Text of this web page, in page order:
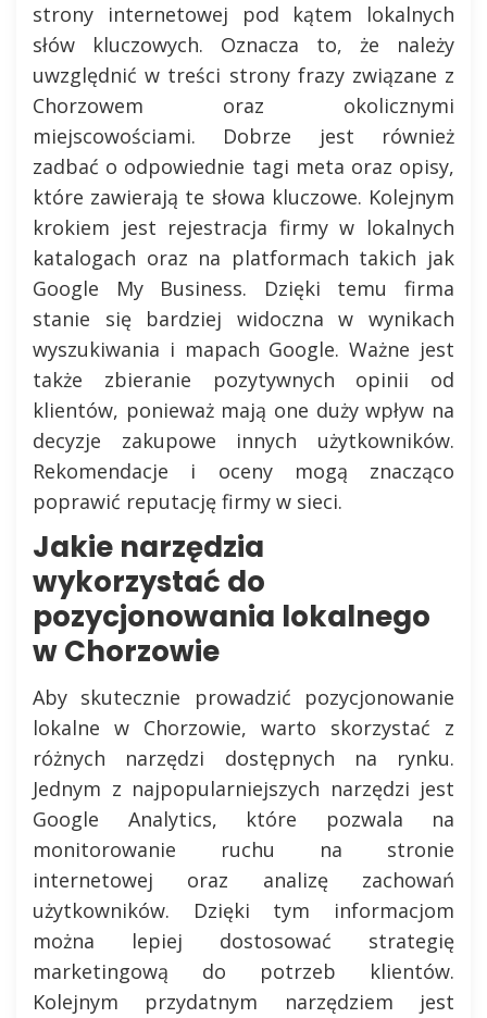
strony internetowej pod kątem lokalnych
słów kluczowych. Oznacza to, że należy
uwzględnić w treści strony frazy związane z
Chorzowem oraz okolicznymi
miejscowościami. Dobrze jest również
zadbać o odpowiednie tagi meta oraz opisy,
które zawierają te słowa kluczowe. Kolejnym
krokiem jest rejestracja firmy w lokalnych
katalogach oraz na platformach takich jak
Google My Business. Dzięki temu firma
stanie się bardziej widoczna w wynikach
wyszukiwania i mapach Google. Ważne jest
także zbieranie pozytywnych opinii od
klientów, ponieważ mają one duży wpływ na
decyzje zakupowe innych użytkowników.
Rekomendacje i oceny mogą znacząco
poprawić reputację firmy w sieci.
Jakie narzędzia
wykorzystać do
pozycjonowania lokalnego
w Chorzowie
Aby skutecznie prowadzić pozycjonowanie
lokalne w Chorzowie, warto skorzystać z
różnych narzędzi dostępnych na rynku.
Jednym z najpopularniejszych narzędzi jest
Google Analytics, które pozwala na
monitorowanie ruchu na stronie
internetowej oraz analizę zachowań
użytkowników. Dzięki tym informacjom
można lepiej dostosować strategię
marketingową do potrzeb klientów.
Kolejnym przydatnym narzędziem jest